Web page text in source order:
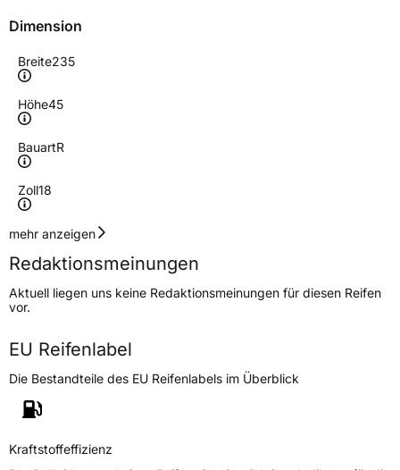
Dimension
Breite235
Höhe45
BauartR
Zoll18
Geschwindigkeitsindex
Höchstgeschwindigkeit
300 km/h
Lastindex98
Höchstlast750 kg
Generelle Merkmale
Fahrzeugtyp
VerwendungSommerreifen
mehr anzeigen
Redaktionsmeinungen
Aktuell liegen uns keine Redaktionsmeinungen für diesen Reifen
vor.
EU Reifenlabel
Die Bestandteile des EU Reifenlabels im Überblick
Kraftstoffeffizienz